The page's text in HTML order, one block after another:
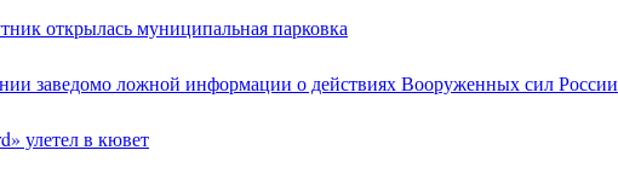
открылась муниципальная парковка
заведомо ложной информации о действиях Вооруженных сил России
улетел в кювет